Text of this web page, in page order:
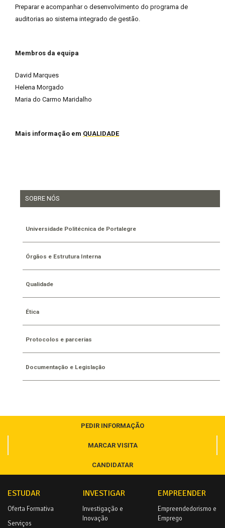
Preparar e acompanhar o desenvolvimento do programa de
auditorias ao sistema integrado de gestão.
Membros da equipa
David Marques
Helena Morgado
Maria do Carmo Maridalho
Mais informação em QUALIDADE
SOBRE NÓS
Universidade Politécnica de Portalegre
Órgãos e Estrutura Interna
Qualidade
Ética
Protocolos e parcerias
Documentação e Legislação
PEDIR INFORMAÇÃO
MARCAR VISITA
CANDIDATAR
ESTUDAR
Oferta Formativa
Serviços
INVESTIGAR
Investigação e
Inovação
EMPREENDER
Empreendedorismo e
Emprego